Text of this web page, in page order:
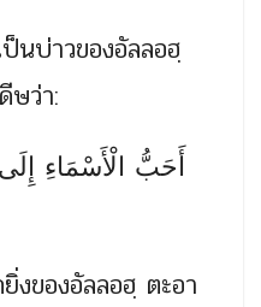
นบ่าวของอัลลอฮฺ
ษว่า:
ของอัลลอฮฺ ตะอา